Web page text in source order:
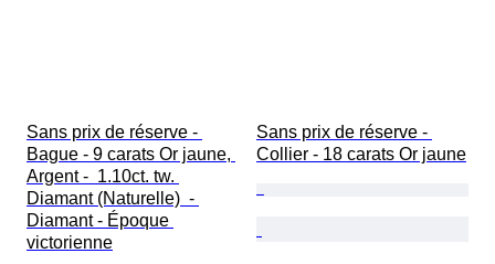
Sans prix de réserve -
Bague - 9 carats Or jaune,
Argent -  1.10ct. tw.
Diamant (Naturelle)  -
Diamant - Époque
victorienne
Sans prix de réserve -
Collier - 18 carats Or jaune